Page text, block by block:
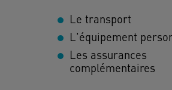
Le transport
L'équipement
Les assurances
complémentaires